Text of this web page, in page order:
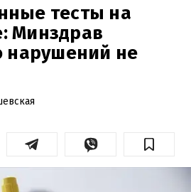
тесты на
Минздрав
нарушений не